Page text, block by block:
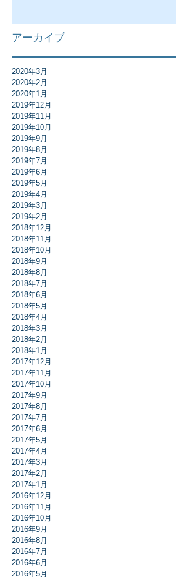
アーカイブ
2020年3月
2020年2月
2020年1月
2019年12月
2019年11月
2019年10月
2019年9月
2019年8月
2019年7月
2019年6月
2019年5月
2019年4月
2019年3月
2019年2月
2018年12月
2018年11月
2018年10月
2018年9月
2018年8月
2018年7月
2018年6月
2018年5月
2018年4月
2018年3月
2018年2月
2018年1月
2017年12月
2017年11月
2017年10月
2017年9月
2017年8月
2017年7月
2017年6月
2017年5月
2017年4月
2017年3月
2017年2月
2017年1月
2016年12月
2016年11月
2016年10月
2016年9月
2016年8月
2016年7月
2016年6月
2016年5月